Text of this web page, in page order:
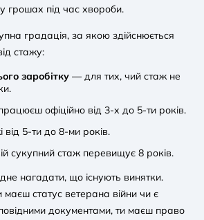
грошах під час хвороби.
градація, за якою здійснюється
стажу:
заробітку — для тих, чий стаж не
офіційно від 3-х до 5-ти років.
5-ти до 8-ми років.
сукупний стаж перевищує 8 років.
нагадати, що існують винятки.
статус ветерана війни чи є
документами, ти маєш право